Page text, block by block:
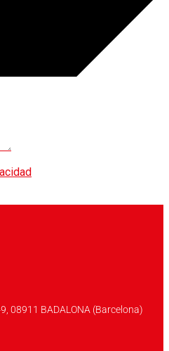
08911 BADALONA (Barcelona)